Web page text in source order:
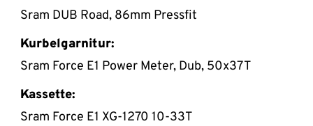
Sram DUB Road, 86mm Pressfit
Kurbelgarnitur:
Sram Force E1 Power Meter, Dub, 50x37T
Kassette:
Sram Force E1 XG-1270 10-33T